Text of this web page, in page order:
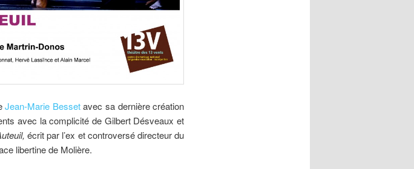
Jean-Marie Bessetavec sa dernière création
avec la complicité de Gilbert Désveaux et
écrit par l’ex et controversé directeur du
libertine de Molière.